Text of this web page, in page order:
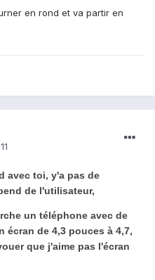
en rond et va partir en
avec toi, y'a pas de
de l'utilisateur,
un téléphone avec de
écran de 4,3 pouces à 4,7,
que j'aime pas l'écran